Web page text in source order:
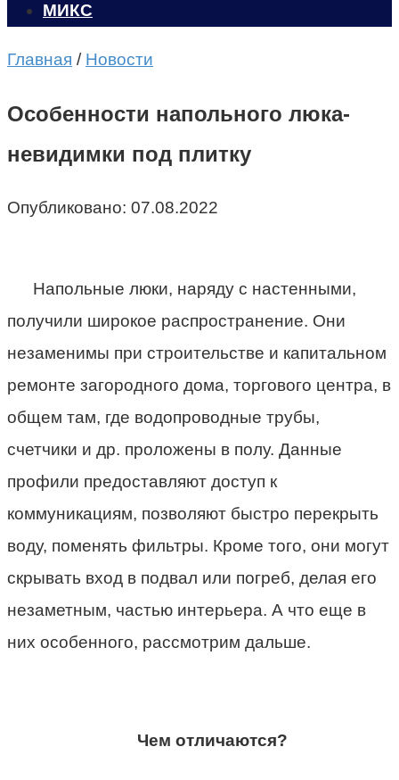
МИКС
Главная / Новости
Особенности напольного люка-
невидимки под плитку
Опубликовано: 07.08.2022
Напольные люки, наряду с настенными,
получили широкое распространение. Они
незаменимы при строительстве и капитальном
ремонте загородного дома, торгового центра, в
общем там, где водопроводные трубы,
счетчики и др. проложены в полу. Данные
профили предоставляют доступ к
коммуникациям, позволяют быстро перекрыть
воду, поменять фильтры. Кроме того, они могут
скрывать вход в подвал или погреб, делая его
незаметным, частью интерьера. А что еще в
них особенного, рассмотрим дальше.
Чем отличаются?